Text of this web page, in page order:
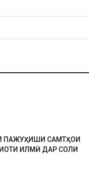
ПАЖУҲИШИ САМТҲОИ
ИЛМӢ ДАР СОЛИ